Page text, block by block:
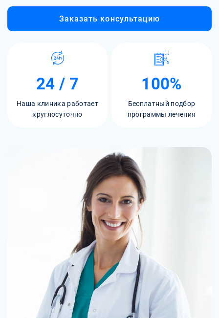
Заказать консультацию
24 / 7
Наша клиника работает
круглосуточно
100%
Бесплатный подбор
программы лечения